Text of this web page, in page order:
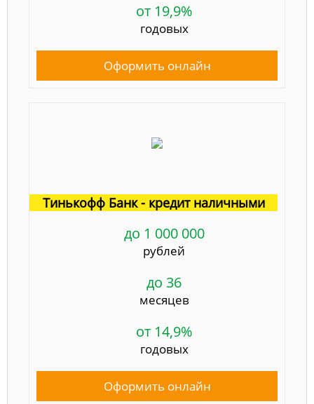
от 19,9%
годовых
Оформить онлайн
Тинькофф Банк - кредит наличными
до 1 000 000
рублей
до 36
месяцев
от 14,9%
годовых
Оформить онлайн